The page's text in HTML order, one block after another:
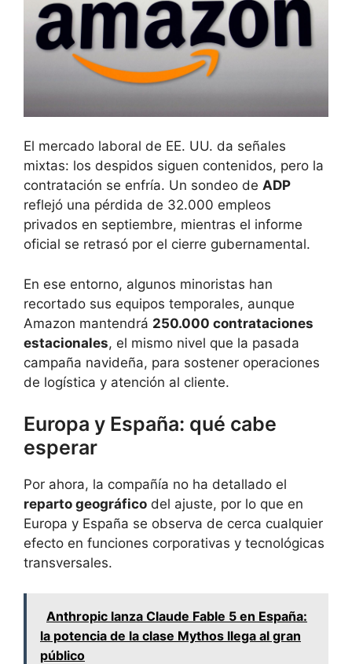
El mercado laboral de EE. UU. da señales
mixtas: los despidos siguen contenidos, pero la
contratación se enfría. Un sondeo de ADP
reflejó una pérdida de 32.000 empleos
privados en septiembre, mientras el informe
oficial se retrasó por el cierre gubernamental.
En ese entorno, algunos minoristas han
recortado sus equipos temporales, aunque
Amazon mantendrá 250.000 contrataciones
estacionales, el mismo nivel que la pasada
campaña navideña, para sostener operaciones
de logística y atención al cliente.
Europa y España: qué cabe
esperar
Por ahora, la compañía no ha detallado el
reparto geográfico del ajuste, por lo que en
Europa y España se observa de cerca cualquier
efecto en funciones corporativas y tecnológicas
transversales.
Anthropic lanza Claude Fable 5 en España:
la potencia de la clase Mythos llega al gran
público